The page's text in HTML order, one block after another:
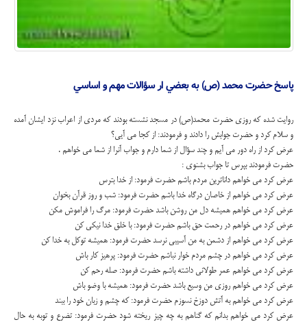
پاسخ حضرت محمد (ص) به بعضي ار سؤالات مهم و اساسي
روايت شده كه روزي حضرت محمد(ص) در مسجد نشسته بودند كه مردي از اعراب نزد ايشان آمده
و سلام كرد و حضرت جوابش را دادند و فرمودند: از كجا مي آيي؟
عرض كرد از راه دور مي آيم و چند سؤال از شما دارم و جواب آنرا از شما مي خواهم .
حضرت فرمودند بپرس تا جواب بشنوي :
عرض كرد مي خواهم داناترين مردم باشم حضرت فرمود: از خدا بترس
عرض كرد مي خواهم از خاصان درگاه خدا باشم حضرت فرمود: شب و روز قرآن بخوان
عرض كرد مي خواهم هميشه دل من روشن باشد حضرت فرمود: مرگ را فراموش مكن
عرض كرد مي خواهم در رحمت حق باشم حضرت فرمود: با خلق خدا نيكي كن
عرض كرد مي خواهم از دشمن به من آسيبي نرسد حضرت فرمود: هميشه توكل به خدا كن
عرض كرد مي خواهم در چشم مردم خوار نباشم حضرت فرمود: پرهيز كار باش
عرض كرد مي خواهم عمر طولاني داشته باشم حضرت فرمود: صله رحم كن
عرض كرد مي خواهم روزي من وسيع باشد حضرت فرمود: هميشه با وضو باش
عرض كرد مي خواهم به آتش دوزخ نسوزم حضرت فرمود: كه چشم و زبان خود را ببند
عرض كرد مي خواهم بدانم كه گناهم به چه چيز ريخته شود حضرت فرمود: تضرع و توبه به حال